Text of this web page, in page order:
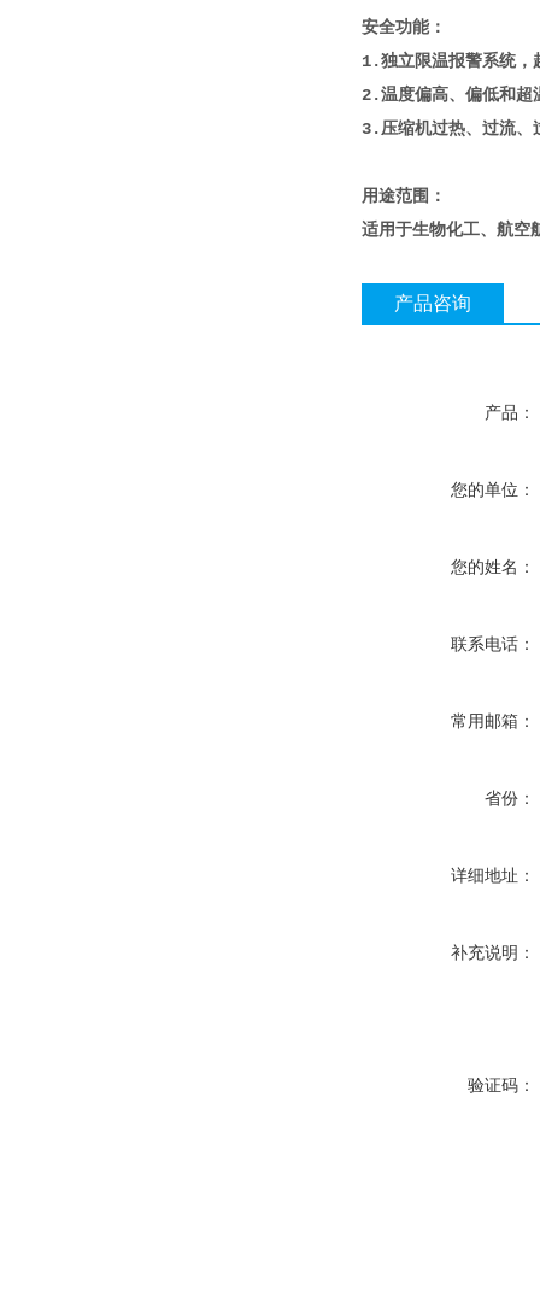
安全功能：
1.独立限温报警系统，
2.温度偏高、偏低和超
3.压缩机过热、过流、
用途范围：
适用于生物化工、航空
产品咨询
产品：
您的单位：
您的姓名：
联系电话：
常用邮箱：
省份：
详细地址：
补充说明：
验证码：